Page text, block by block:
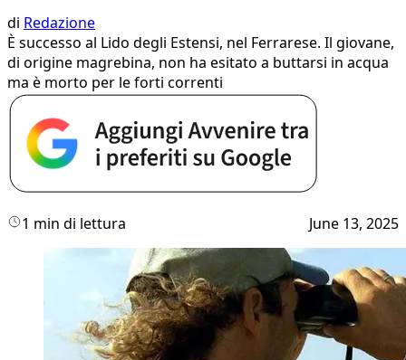
di Redazione
È successo al Lido degli Estensi, nel Ferrarese. Il giovane,
di origine magrebina, non ha esitato a buttarsi in acqua
ma è morto per le forti correnti
1 min di lettura June 13, 2025